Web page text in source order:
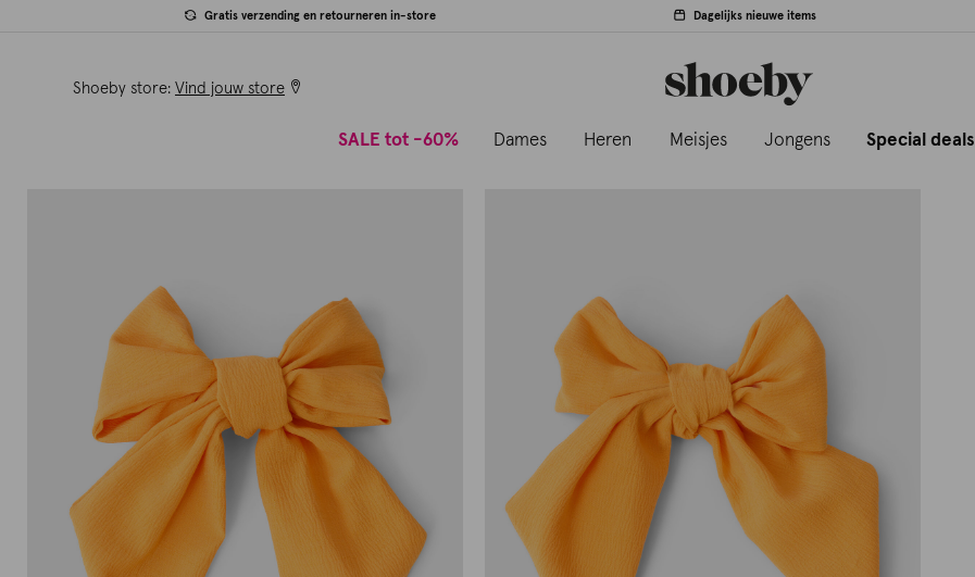
Gratis verzending en retourneren in-store Dagelijks nieuwe items
Shoeby store: Vind jouw store
SALE tot -60% Dames Heren Meisjes Jongens Special deals